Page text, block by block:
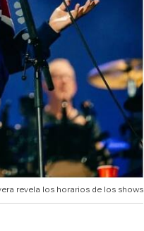
revela los horarios de los shows